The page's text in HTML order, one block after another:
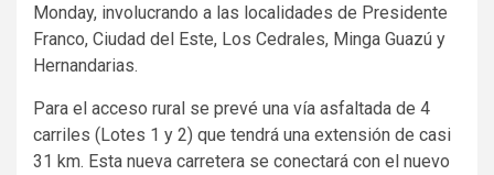
Monday, involucrando a las localidades de Presidente
Franco, Ciudad del Este, Los Cedrales, Minga Guazú y
Hernandarias.
Para el acceso rural se prevé una vía asfaltada de 4
carriles (Lotes 1 y 2) que tendrá una extensión de casi
31 km. Esta nueva carretera se conectará con el nuevo